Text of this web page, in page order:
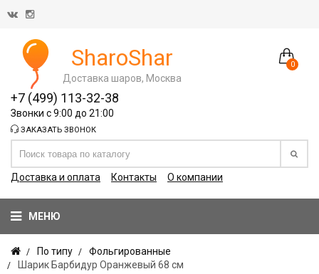
0
SharoShar
Доставка шаров, Москва
+7 (499) 113-32-38
Звонки с 9:00 до 21:00
ЗАКАЗАТЬ ЗВОНОК
Доставка и оплата Контакты О компании
МЕНЮ
По типу
Фольгированные
Шарик Барбидур Оранжевый 68 см